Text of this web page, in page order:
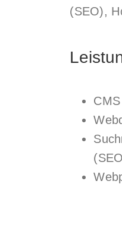
(SEO),